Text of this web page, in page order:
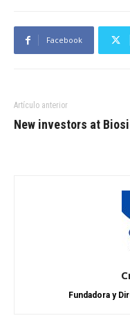
Facebook
Artículo anterior
New investors at
Fundadora y